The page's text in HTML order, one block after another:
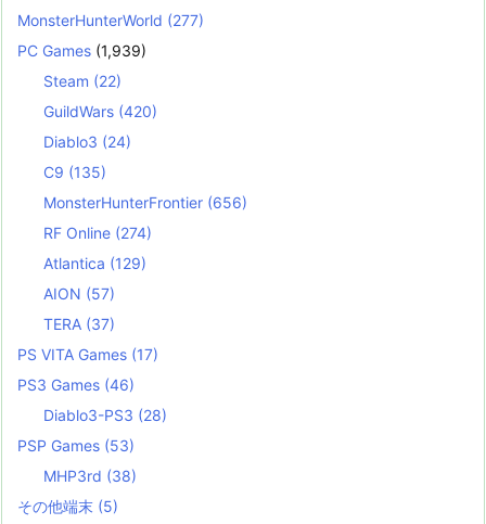
MonsterHunterWorld (277)
PC Games (1,939)
Steam (22)
GuildWars (420)
Diablo3 (24)
C9 (135)
MonsterHunterFrontier (656)
RF Online (274)
Atlantica (129)
AION (57)
TERA (37)
PS VITA Games (17)
PS3 Games (46)
Diablo3-PS3 (28)
PSP Games (53)
MHP3rd (38)
その他端末 (5)